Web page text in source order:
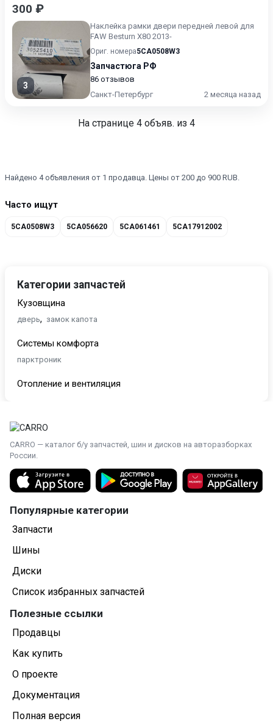
300 ₽
3
Наклейка рамки двери передней левой для
FAW Besturn X80 2013-
Ориг. номера5CA0508W3
Запчастюга РФ
86 отзывов
Санкт-Петербург
2 месяца назад
На странице 4 объяв. из 4
Найдено 4 объявления от 1 продавца. Цены от 200 до 900 RUB.
Часто ищут
5CA0508W3 5CA056620 5CA061461 5CA17912002
Категории запчастей
Кузовщина
дверь, замок капота
Системы комфорта
парктроник
Отопление и вентиляция
Другие
прочая запчасть
CARRO — каталог б/у запчастей, шин и дисков на авторазборках
России.
Популярные категории
Запчасти
Шины
Диски
Список избранных запчастей
Полезные ссылки
Продавцы
Как купить
О проекте
Документация
Полная версия